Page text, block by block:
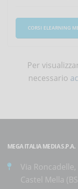
CORSI ELEARNING
Per
necessario
MEGA ITALIA MEDIA S.P.A.
Via Roncadelle,
Castel Mella